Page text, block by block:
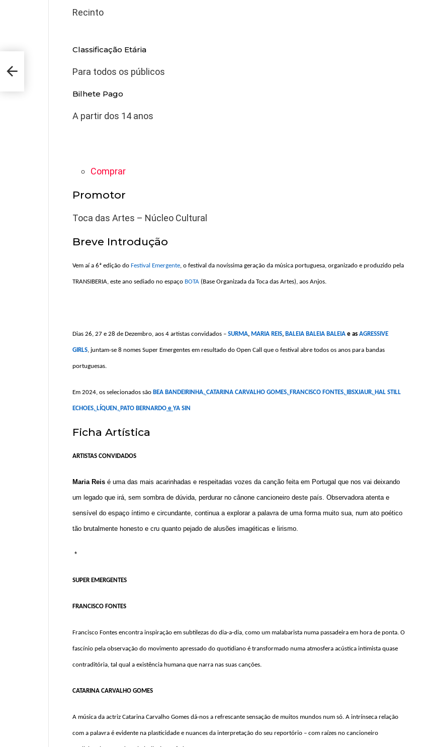
Recinto
Classificação Etária
Para todos os públicos
Bilhete Pago
A partir dos 14 anos
Comprar
Promotor
Toca das Artes – Núcleo Cultural
Breve Introdução
Vem aí a 6ª edição do Festival Emergente, o festival da novíssima geração da música portuguesa, organizado e produzido pela
TRANSIBERIA, este ano sediado no espaço BOTA (Base Organizada da Toca das Artes), aos Anjos.
Dias 26, 27 e 28 de Dezembro, aos 4 artistas convidados – SURMA, MARIA REIS, BALEIA BALEIA BALEIA e as AGRESSIVE
GIRLS, juntam-se 8 nomes Super Emergentes em resultado do Open Call que o festival abre todos os anos para bandas
portuguesas.
Em 2024, os selecionados são BEA BANDEIRINHA, CATARINA CARVALHO GOMES, FRANCISCO FONTES, IBSXJAUR, HAL STILL
ECHOES, LÍQUEN, PATO BERNARDO e YA SIN
Ficha Artística
ARTISTAS CONVIDADOS
Maria Reis é uma das mais acarinhadas e respeitadas vozes da canção feita em Portugal que nos vai deixando
um legado que irá, sem sombra de dúvida, perdurar no cânone cancioneiro deste país. Observadora atenta e
sensível do espaço íntimo e circundante, continua a explorar a palavra de uma forma muito sua, num ato poético
tão brutalmente honesto e cru quanto pejado de alusões imagéticas e lirismo.
*
SUPER EMERGENTES
FRANCISCO FONTES
Francisco Fontes encontra inspiração em subtilezas do dia-a-dia, como um malabarista numa passadeira em hora de ponta. O
fascínio pela observação do movimento apressado do quotidiano é transformado numa atmosfera acústica intimista quase
contraditória, tal qual a existência humana que narra nas suas canções.
CATARINA CARVALHO GOMES
A música da actriz Catarina Carvalho Gomes dá-nos a refrescante sensação de muitos mundos num só. A intrínseca relação
com a palavra é evidente na plasticidade e nuances da interpretação do seu reportório – com raízes no cancioneiro